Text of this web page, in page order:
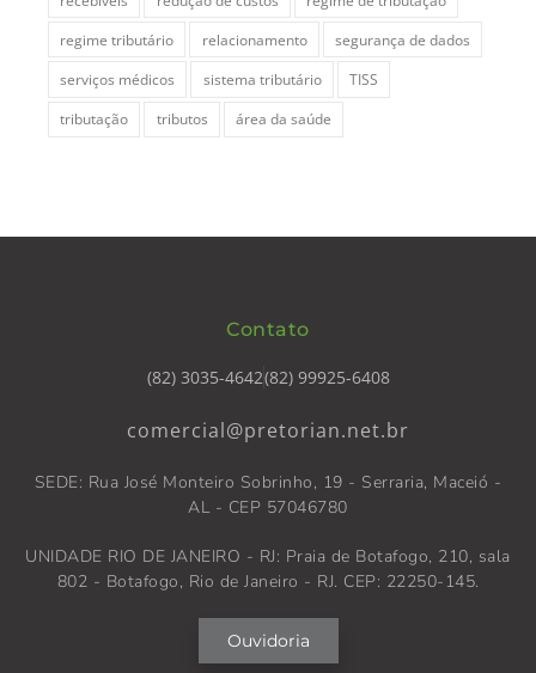
regime tributário
relacionamento
segurança de dados
serviços médicos
sistema tributário
TISS
tributação
tributos área da saúde
Contato
(82) 3035-4642(82) 99925-6408
comercial@pretorian.net.br
SEDE: Rua José Monteiro Sobrinho, 19 - Serraria, Maceió -
AL - CEP 57046780
UNIDADE RIO DE JANEIRO - RJ: Praia de Botafogo, 210, sala
802 - Botafogo, Rio de Janeiro - RJ. CEP: 22250-145.
Ouvidoria